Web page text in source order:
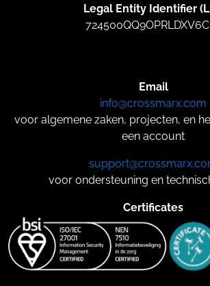
Legal Entity Identifier
Email
info@crossmarx.com
voor algemene zaken, projecten, en
een account
voor ondersteuning en
Certificates